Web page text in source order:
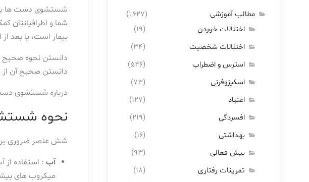
شستشوی دست ها
شما و اطرافیانتان
بیمار است، یا بعد
دانستن نحوه صحیح
دانستن صحیح آن از
درباره شستشوی دست
نحوه
شش عنصر ضروری
آب : استفاده
میکروب های
مطالب آموزشی
(۱,۶۲۷)
اختلالات خوردن
(۱۹)
اختلالات شخصیت
(۳۴)
استرس و اضطراب
(۵۴۶)
اسکیزوفرنی
(۷۳)
اعتیاد
(۱۲۷)
افسردگی
(۲۱۹)
بهداشتی
(۱۶)
بیش فعالی
(۹۳)
تمرینات رفتاری
(۱۸)